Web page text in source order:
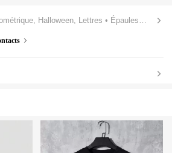
Halloween, Lettres • Épaules Tombantes